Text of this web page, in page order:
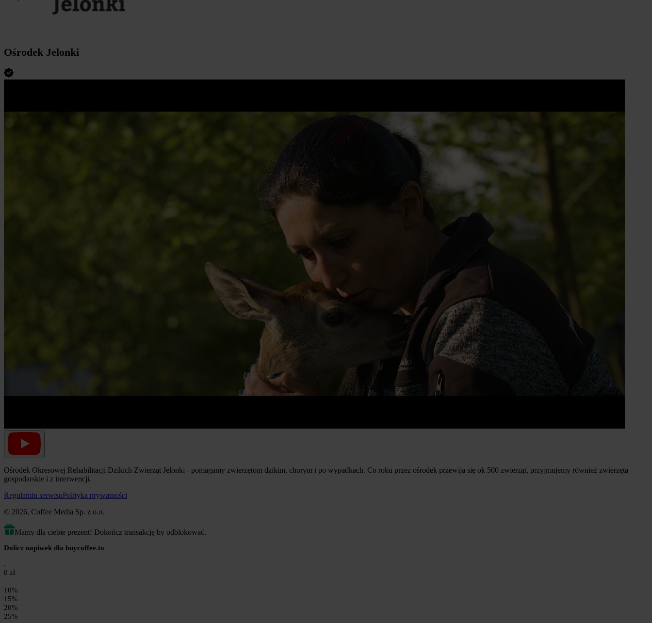
Ośrodek Jelonki
Ośrodek Okresowej Rehabilitacji Dzikich Zwierząt Jelonki - pomagamy zwierzętom dzikim, chorym i po wypadkach. Co roku przez ośrodek przewija się ok 500 zwierząt, przyjmujemy również zwierzęta
gospodarskie i z interwencji.
Regulamin serwisuPolityka prywatności
© 2026, Coffee Media Sp. z o.o.
Mamy dla ciebie prezent! Dokończ transakcję by odblokować.
Dolicz napiwek dla buycoffee.to
0 zł
10%
15%
20%
25%